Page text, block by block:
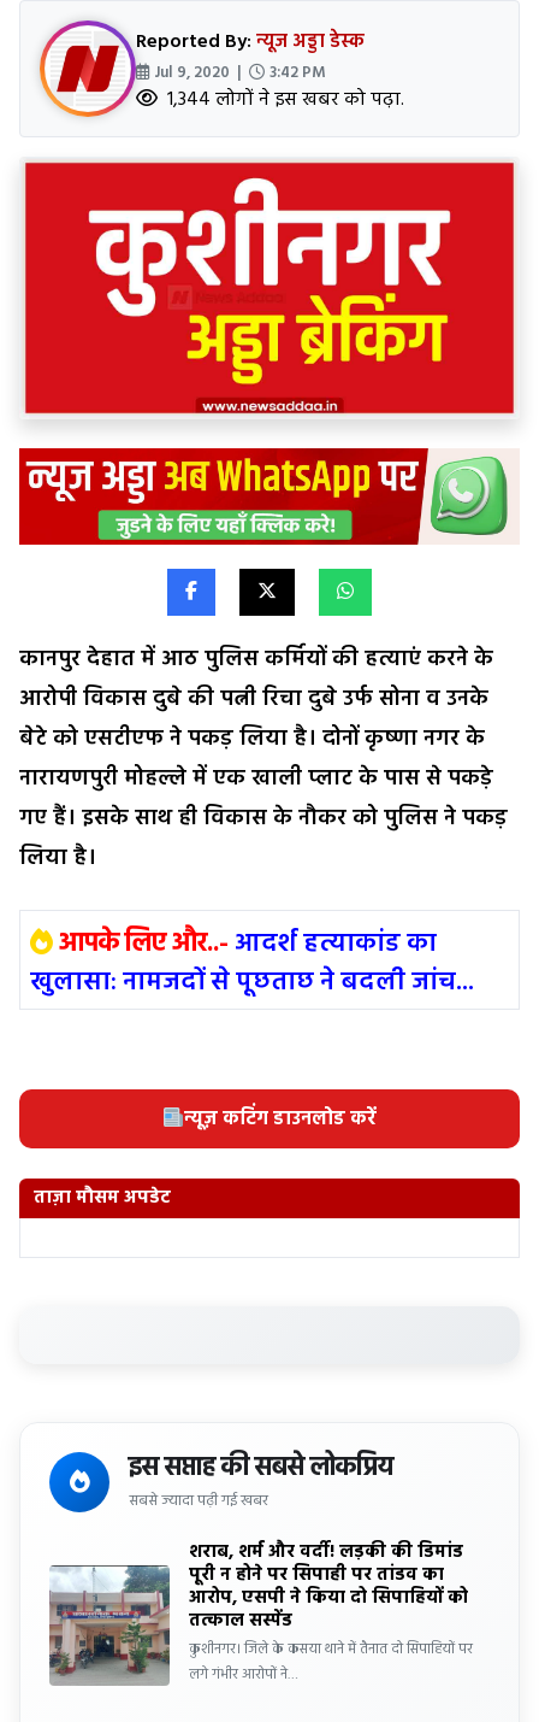
Reported By:न्यूज अड्डा डेस्क
Jul 9, 2020 | 3:42 PM
1,344 लोगों ने इस खबर को पढ़ा.
कानपुर देहात में आठ पुलिस कर्मियों की हत्याएं करने के
आरोपी विकास दुबे की पत्नी रिचा दुबे उर्फ सोना व उनके
बेटे को एसटीएफ ने पकड़ लिया है। दोनों कृष्णा नगर के
नारायणपुरी मोहल्ले में एक खाली प्लाट के पास से पकड़े
गए हैं। इसके साथ ही विकास के नौकर को पुलिस ने पकड़
लिया है।
आपके लिए और..- आदर्श हत्याकांड का
खुलासा: नामजदों से पूछताछ ने बदली जांच...
न्यूज़ कटिंग डाउनलोड करें
ताज़ा मौसम अपडेट
इस सप्ताह की सबसे लोकप्रिय
सबसे ज्यादा पढ़ी गई खबर
शराब, शर्म और वर्दी! लड़की की डिमांड
पूरी न होने पर सिपाही पर तांडव का
आरोप, एसपी ने किया दो सिपाहियों को
तत्काल सस्पेंड
कुशीनगर। जिले के कसया थाने में तैनात दो सिपाहियों पर
लगे गंभीर आरोपों ने…